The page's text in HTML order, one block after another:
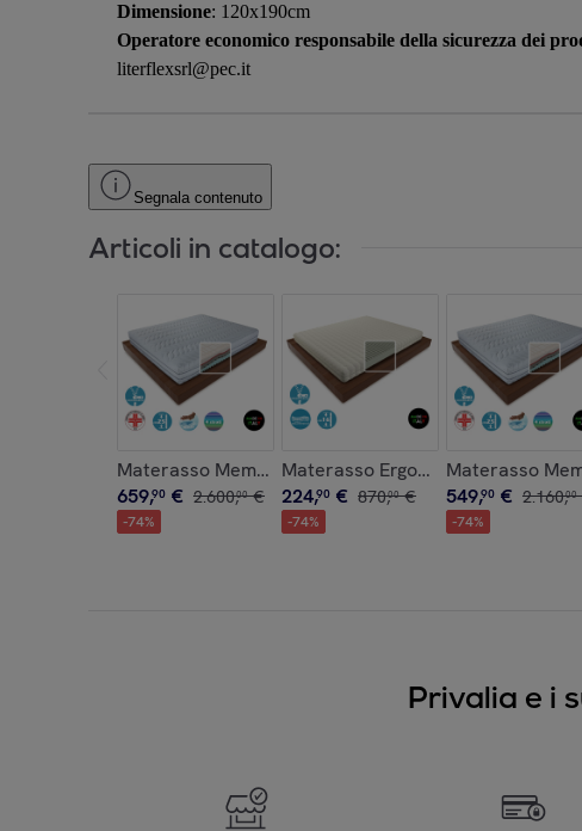
Dimensione: 120x190cm
Operatore economico responsabile della sicurezza dei
literflexsrl@pec.it
Segnala contenuto
Articoli in catalogo:
Materasso Memory 4 Strati WAVEFORM in Silver3D
659,90 € 2.600,00 €
-74%
Materasso Ergonomico H16
224,90 € 870,00 €
-74%
Materasso
549,90 € 2.160,00
-74%
Privalia e i